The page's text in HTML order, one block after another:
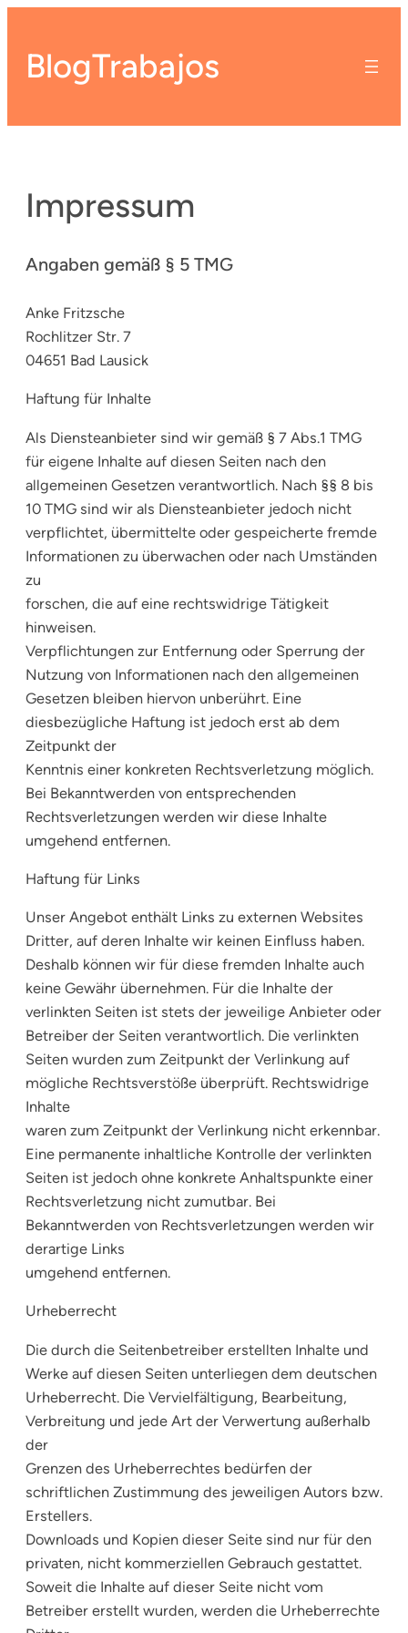
springen
BlogTrabajos
Impressum
Angaben gemäß § 5 TMG
Anke Fritzsche
Rochlitzer Str. 7
04651 Bad Lausick
Haftung für Inhalte
Als Diensteanbieter sind wir gemäß § 7 Abs.1 TMG
für eigene Inhalte auf diesen Seiten nach den
allgemeinen Gesetzen verantwortlich. Nach §§ 8 bis
10 TMG sind wir als Diensteanbieter jedoch nicht
verpflichtet, übermittelte oder gespeicherte fremde
Informationen zu überwachen oder nach Umständen
zu
forschen, die auf eine rechtswidrige Tätigkeit
hinweisen.
Verpflichtungen zur Entfernung oder Sperrung der
Nutzung von Informationen nach den allgemeinen
Gesetzen bleiben hiervon unberührt. Eine
diesbezügliche Haftung ist jedoch erst ab dem
Zeitpunkt der
Kenntnis einer konkreten Rechtsverletzung möglich.
Bei Bekanntwerden von entsprechenden
Rechtsverletzungen werden wir diese Inhalte
umgehend entfernen.
Haftung für Links
Unser Angebot enthält Links zu externen Websites
Dritter, auf deren Inhalte wir keinen Einfluss haben.
Deshalb können wir für diese fremden Inhalte auch
keine Gewähr übernehmen. Für die Inhalte der
verlinkten Seiten ist stets der jeweilige Anbieter oder
Betreiber der Seiten verantwortlich. Die verlinkten
Seiten wurden zum Zeitpunkt der Verlinkung auf
mögliche Rechtsverstöße überprüft. Rechtswidrige
Inhalte
waren zum Zeitpunkt der Verlinkung nicht erkennbar.
Eine permanente inhaltliche Kontrolle der verlinkten
Seiten ist jedoch ohne konkrete Anhaltspunkte einer
Rechtsverletzung nicht zumutbar. Bei
Bekanntwerden von Rechtsverletzungen werden wir
derartige Links
umgehend entfernen.
Urheberrecht
Die durch die Seitenbetreiber erstellten Inhalte und
Werke auf diesen Seiten unterliegen dem deutschen
Urheberrecht. Die Vervielfältigung, Bearbeitung,
Verbreitung und jede Art der Verwertung außerhalb
der
Grenzen des Urheberrechtes bedürfen der
schriftlichen Zustimmung des jeweiligen Autors bzw.
Erstellers.
Downloads und Kopien dieser Seite sind nur für den
privaten, nicht kommerziellen Gebrauch gestattet.
Soweit die Inhalte auf dieser Seite nicht vom
Betreiber erstellt wurden, werden die Urheberrechte